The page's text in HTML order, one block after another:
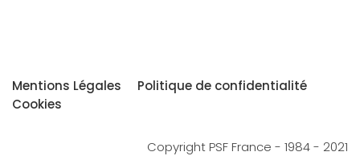
Mentions Légales
Politique de confidentialité
Cookies
Copyright PSF France - 1984 - 2021